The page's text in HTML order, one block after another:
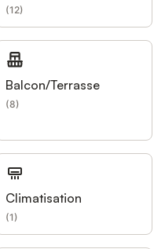
(12)
Balcon/Terrasse
(8)
Climatisation
(1)